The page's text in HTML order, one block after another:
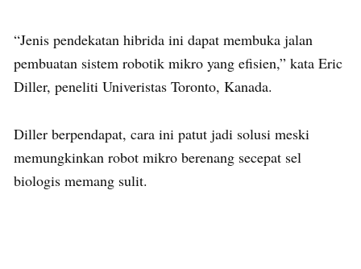
“Jenis pendekatan hibrida ini dapat membuka jalan
pembuatan sistem robotik mikro yang efisien,” kata Eric
Diller, peneliti Univeristas Toronto, Kanada.
Diller berpendapat, cara ini patut jadi solusi meski
memungkinkan robot mikro berenang secepat sel
biologis memang sulit.